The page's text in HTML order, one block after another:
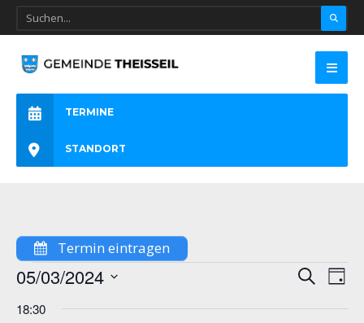
TERMINE
STANDORT
Termin eintragen
Suche
Ansichten,
SucheTag
05/03/2024
Datum
18:30